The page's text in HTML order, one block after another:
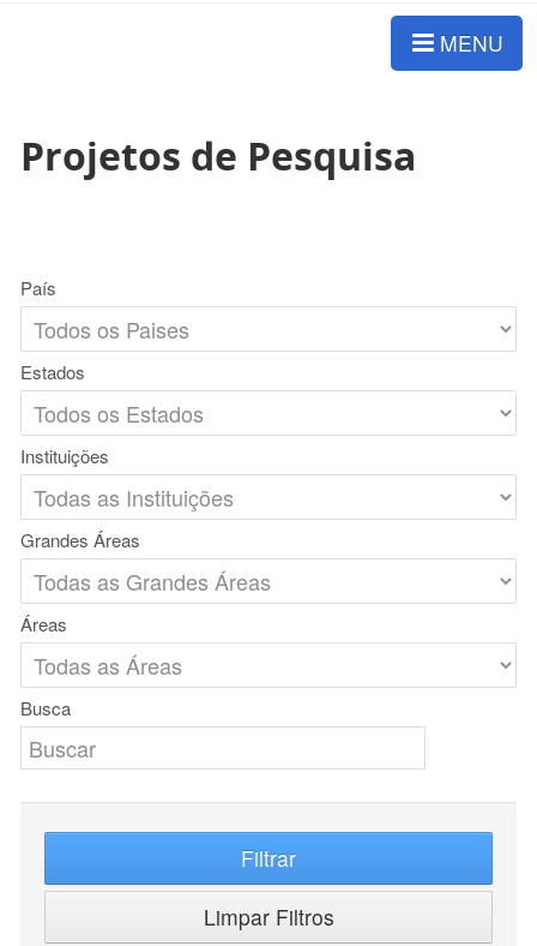
MENU
Projetos de Pesquisa
País
Estados
Instituições
Grandes Áreas
Áreas
Busca
Filtrar
Limpar Filtros